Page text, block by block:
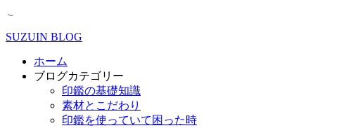
SUZUIN BLOG
ホーム
ブログカテゴリー
印鑑の基礎知識
素材とこだわり
印鑑を使っていて困った時